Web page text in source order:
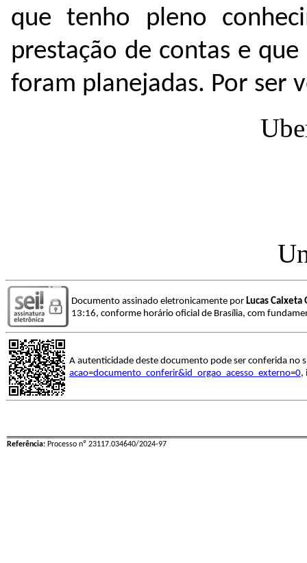
que tenho pleno
prestação de contas e
foram planejadas. Por ser
Documento assinado eletronicamente por Lucas
13:16, conforme horário oficial de Brasília, com
A autenticidade deste documento pode ser conferida no
acao=documento_conferir&id_orgao_acesso_externo=0,
Referência: Processo nº 23117.034640/2024-97